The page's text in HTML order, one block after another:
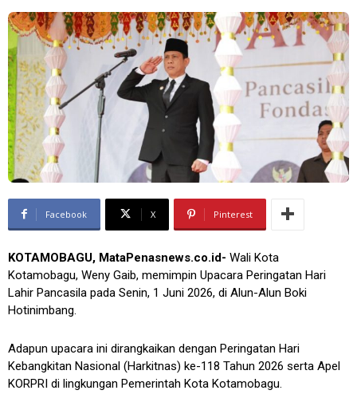
Facebook X Pinterest
KOTAMOBAGU, MataPenasnews.co.id- Wali Kota
Kotamobagu, Weny Gaib, memimpin Upacara Peringatan Hari
Lahir Pancasila pada Senin, 1 Juni 2026, di Alun-Alun Boki
Hotinimbang.
Adapun upacara ini dirangkaikan dengan Peringatan Hari
Kebangkitan Nasional (Harkitnas) ke-118 Tahun 2026 serta Apel
KORPRI di lingkungan Pemerintah Kota Kotamobagu.